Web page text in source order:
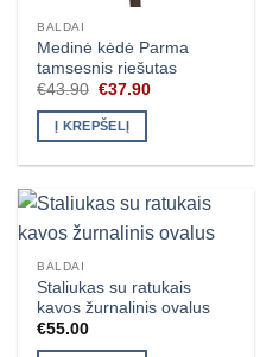
BALDAI
Medinė kėdė Parma
tamsesnis riešutas
€43.90 Original
was:
€43.90.
€37.90Current
Į KREPŠELĮ
BALDAI
Staliukas su ratukais
kavos žurnalinis ovalus
€55.00